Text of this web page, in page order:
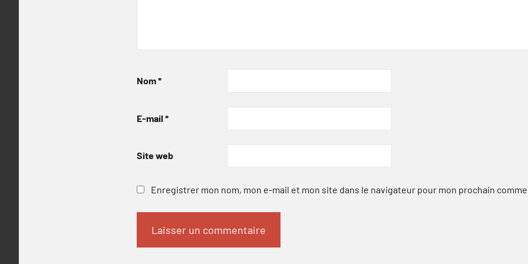
Nom*
E-mail *
Site web
Enregistrer mon nom, mon e-mail et mon site dans le navigateur pour mon prochain